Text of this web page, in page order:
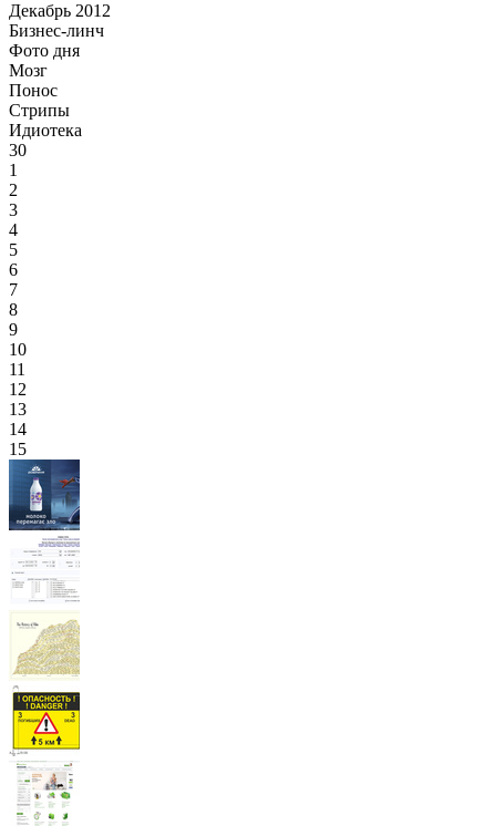
Декабрь 2012
Бизнес-линч
Фото дня
Мозг
Понос
Стрипы
Идиотека
30
1
2
3
4
5
6
7
8
9
10
11
12
13
14
15